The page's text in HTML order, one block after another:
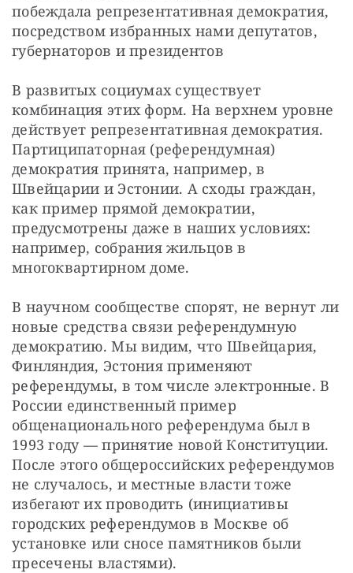
побеждала репрезентативная демократия,
посредством избранных нами депутатов,
губернаторов и президентов
В развитых социумах существует
комбинация этих форм. На верхнем уровне
действует репрезентативная демократия.
Партиципаторная (референдумная)
демократия принята, например, в
Швейцарии и Эстонии. А сходы граждан,
как пример прямой демократии,
предусмотрены даже в наших условиях:
например, собрания жильцов в
многоквартирном доме.
В научном сообществе спорят, не вернут ли
новые средства связи референдумную
демократию. Мы видим, что Швейцария,
Финляндия, Эстония применяют
референдумы, в том числе электронные. В
России единственный пример
общенационального референдума был в
1993 году — принятие новой Конституции.
После этого общероссийских референдумов
не случалось, и местные власти тоже
избегают их проводить (инициативы
городских референдумов в Москве об
установке или сносе памятников были
пресечены властями).